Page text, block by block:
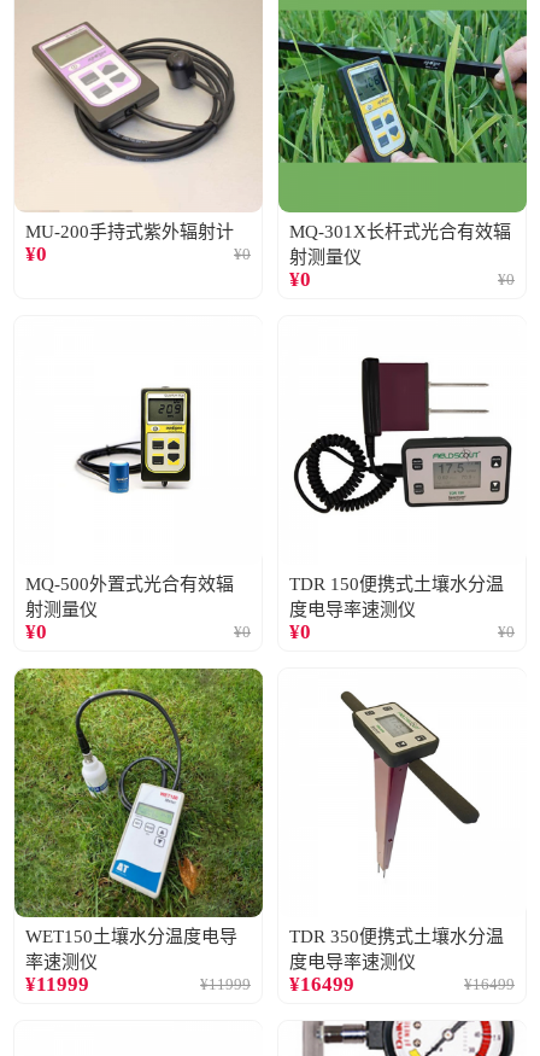
MU-200手持式紫外辐射计
¥0 ¥0
MQ-301X长杆式光合有效辐
射测量仪
¥0 ¥0
MQ-500外置式光合有效辐
射测量仪
¥0 ¥0
TDR 150便携式土壤水分温
度电导率速测仪
¥0 ¥0
WET150土壤水分温度电导
率速测仪
¥11999 ¥11999
TDR 350便携式土壤水分温
度电导率速测仪
¥16499 ¥16499